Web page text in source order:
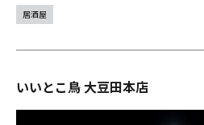
居酒屋
いいとこ鳥 大豆田本店